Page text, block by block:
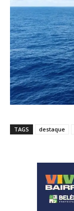
TAGS destaque